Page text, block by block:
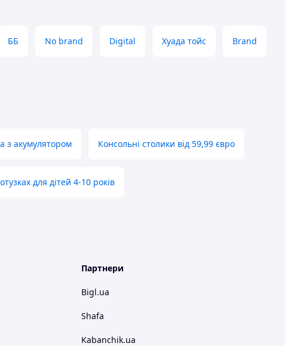
ББ No brand Digital Хуада тойс Brand
з акумулятором Консольні столики від 59,99 євро
для дітей 4-10 років
Партнери
Bigl.ua
Shafa
Kabanchik.ua